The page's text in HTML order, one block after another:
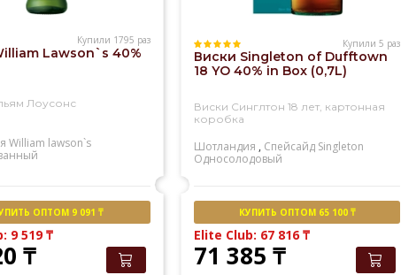
Купили 1795 раз
Lawson`s 40%
Лоусонс
William lawson`s
ОПТОМ 9 091 ₸
9 519₸
₸
Купили 5 раз
Виски Singleton of Dufftown
18 YO 40% in Box (0,7L)
Виски Синглтон 18 лет, картонная
коробка
Шотландия , Спейсайд Singleton
Односолодовый
КУПИТЬ ОПТОМ 65 100 ₸
Elite Club: 67 816₸
71 385₸